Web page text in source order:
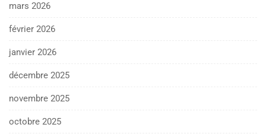
mars 2026
février 2026
janvier 2026
décembre 2025
novembre 2025
octobre 2025